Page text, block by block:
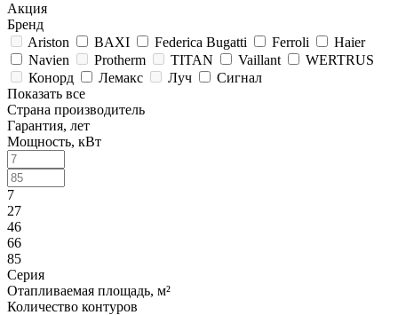
Акция
Бренд
Ariston
BAXI Federica Bugatti Ferroli
Haier
Navien
Protherm TITAN Vaillant
WERTRUS
Конорд
Лемакс Луч
Сигнал
Показать все
Страна производитель
Гарантия, лет
Мощность, кВт
7
27
46
66
85
Серия
Отапливаемая площадь, м²
Количество контуров